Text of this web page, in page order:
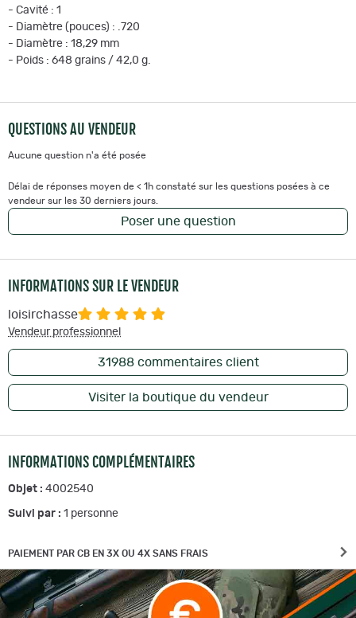
- Cavité : 1
- Diamètre (pouces) : .720
- Diamètre : 18,29 mm
- Poids : 648 grains / 42,0 g.
QUESTIONS AU VENDEUR
Aucune question n'a été posée
Délai de réponses moyen de < 1h constaté sur les questions posées à ce
vendeur sur les 30 derniers jours.
Poser une question
INFORMATIONS SUR LE VENDEUR
loisirchasse
Vendeur professionnel
31988commentaires client
Visiter la boutique du vendeur
INFORMATIONS COMPLÉMENTAIRES
Objet : 4002540
Suivi par : 1 personne
PAIEMENT PAR CB EN 3X OU 4X SANS FRAIS